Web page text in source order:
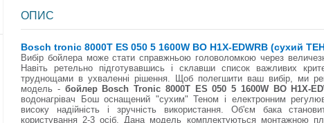
ОПИС
Bosch tronic 8000T ES 050 5 1600W BO H1X-EDWRB (сухий
Вибір бойлера може стати справжньою головоломкою через
Навіть ретельно підготувавшись і склавши список важливих
труднощами в ухваленні рішення. Щоб полегшити ваш вибір, ми
модель - бойлер Bosch Tronic 8000T ES 050 5 1600W BO H1X-
водонагрівач Бош оснащений "сухим" Теном і електронним
високу надійність і зручність використання. Об'єм бака
користування 2-3 осіб. Дана модель комплектуються монтажною